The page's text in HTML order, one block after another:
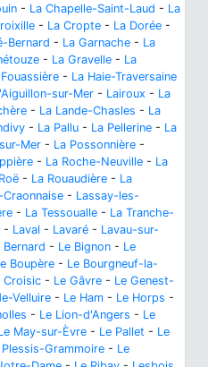
- La Chapelle-Saint-Laud - La
- La Cropte - La Dorée -
Bernard - La Garnache - La
- La Gravelle - La
- La Haie-Traversaine
sur-Mer - Lairoux - La
- La Lande-Chasles - La
- La Pallu - La Pellerine - La
Mer - La Possonnière -
- La Roche-Neuville - La
- La Rouaudière - La
Craonnaise - Lassay-les-
- La Tessoualle - La Tranche-
- Laval - Lavaré - Lavau-sur-
Bernard - Le Bignon - Le
Boupère - Le Bourgneuf-la-
Croisic - Le Gâvre - Le Genest-
Velluire - Le Ham - Le Horps -
- Le Lion-d'Angers - Le
May-sur-Èvre - Le Pallet - Le
Plessis-Grammoire - Le